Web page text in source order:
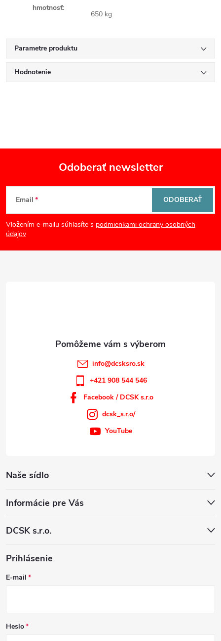
hmotnosť:
650 kg
Parametre produktu
Hodnotenie
Z
á
p
Odoberať newsletter
Email
Vložením e-mailu súhlasíte s podmienkami ochrany osobných
údajov
ODOBERAŤ
Naše sídlo
Informácie pre Vás
DCSK s.r.o.
info@dcsksro.sk
+421 908 544 546
Facebook / DCSK s.r.o
dcsk_s.r.o/
YouTube
Prihlásenie
E-mail
Heslo